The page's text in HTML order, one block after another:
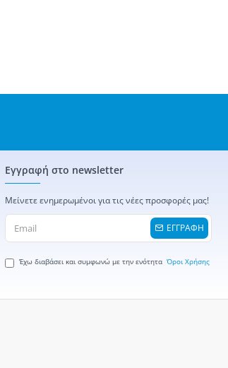
Εγγραφή στο newsletter
Μείνετε ενημερωμένοι για τις νέες προσφορές μας!
ΕΓΓΡΑΦΗ
Έχω διαβάσει και συμφωνώ με την ενότητα Όροι Χρήσης